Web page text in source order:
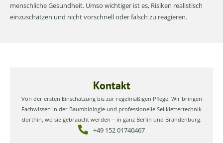
menschliche Gesundheit. Umso wichtiger ist es, Risiken realistisch
einzuschätzen und nicht vorschnell oder falsch zu reagieren.
Kontakt
Von der ersten Einschätzung bis zur regelmäßigen Pflege: Wir bringen
Fachwissen in der Baumbiologie und professionelle Seilklettertechnik
dorthin, wo sie gebraucht werden – in ganz Berlin und Brandenburg.
+49 152 01740467